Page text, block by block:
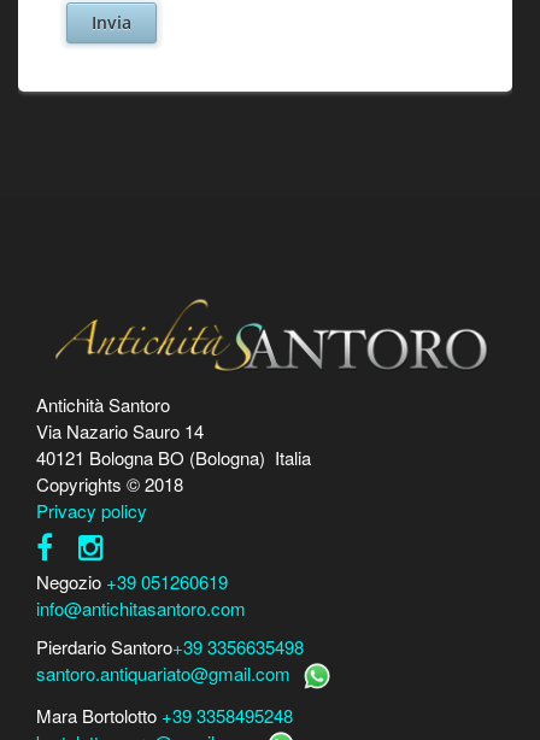
Antichità Santoro
Via Nazario Sauro 14
40121 Bologna BO (Bologna) Italia
Copyrights © 2018
Privacy policy
Negozio +39 051260619
info@antichitasantoro.com
Pierdario Santoro+39 3356635498
santoro.antiquariato@gmail.com
Mara Bortolotto +39 3358495248